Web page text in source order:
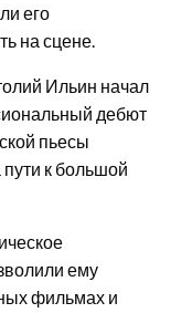
его
на сцене.
Ильин начал
дебют
пьесы
к большой
ему
фильмах и